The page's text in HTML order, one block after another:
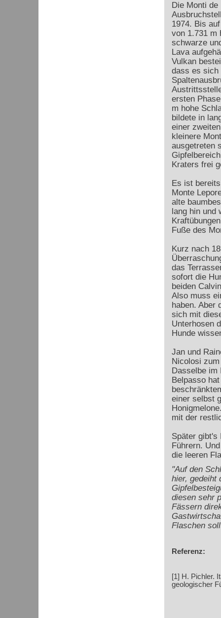
Die Monti de
1974. Bis
von 1.731 m
schwarze
Lava
Vulkan
dass es sich
ersten
m hohe
bildete in
einer
kleinere
ausgetreten
Kraters frei
Es ist
Monte
alte
lang hin und
Fuße des
Kurz nach
das
sofort die
beiden
Also muss
haben. Aber
sich mit
Unterhosen
Hunde
Jan und
Nicolosi
Dasselbe im
Belpasso
einer selbst
mit der
Später gibt's
Führern.
die leeren
"Auf den
hier, gedeiht
diesen sehr
Fässern
Flaschen
Referenz:
[1] H. Pichler.
geologischer